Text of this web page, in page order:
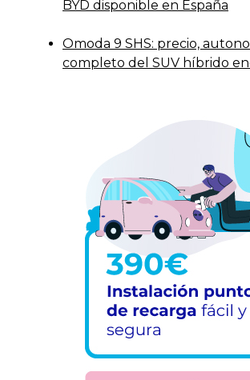
BYD disponible en España
Omoda 9 SHS: precio,
completo del SUV híbrido